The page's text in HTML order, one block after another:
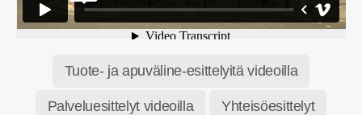
Tuote- ja apuväline-esittelyitä videoilla
Palveluesittelyt videoilla Yhteisöesittelyt